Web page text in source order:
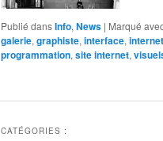
Publié dansInfo, News | Marqué
galerie, graphiste, interface, internet
programmation, site internet,
CATÉGORIES :